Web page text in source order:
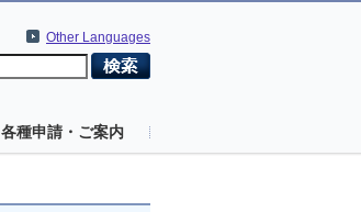
Other Languages
各種申請・ご案内